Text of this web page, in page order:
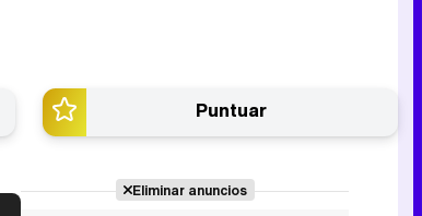
Puntuar
Eliminar anuncios